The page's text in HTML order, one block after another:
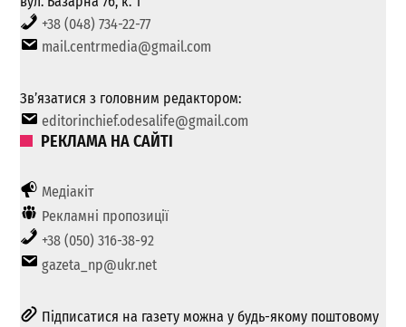
+38 (048) 734-22-77
mail.centrmedia@gmail.com
Зв’язатися з головним редактором:
editorinchief.odesalife@gmail.com
РЕКЛАМА НА САЙТІ
Медіакіт
Рекламні пропозиції
+38 (050) 316-38-92
gazeta_np@ukr.net
Підписатися на газету можна у будь-якому поштовому